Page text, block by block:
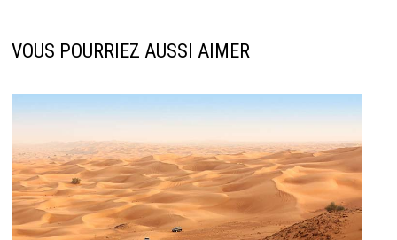
VOUS POURRIEZ AUSSI AIMER